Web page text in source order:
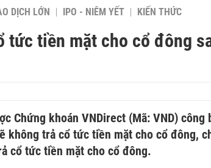
DỊCH LỚN IPO - NIÊM YẾT KIẾN THỨC
tức tiền mặt cho cổ đông
Chứng khoán VNDirect (Mã: VND) công
không trả cổ tức tiền mặt cho cổ đông,
cổ tức tiền mặt cho cổ đông.